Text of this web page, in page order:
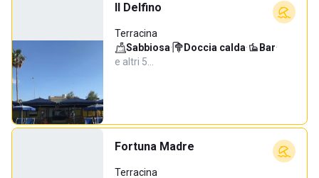
Il Delfino
Terracina
Sabbiosa· Doccia calda· Bar·
e altri 5…
Fortuna Madre
Terracina